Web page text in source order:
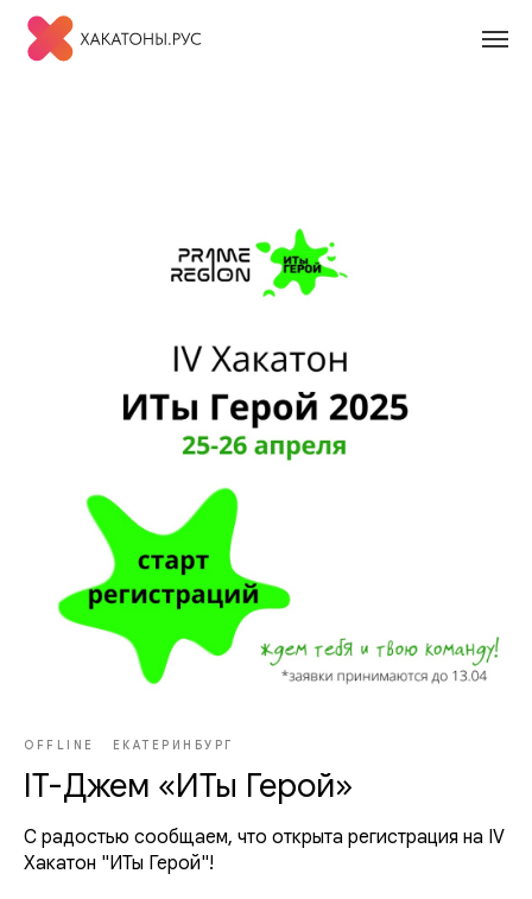
OFFLINE ЕКАТЕРИНБУРГ
IT-Джем «ИТы Герой»
С радостью сообщаем, что открыта регистрация на IV
Хакатон "ИТы Герой"!